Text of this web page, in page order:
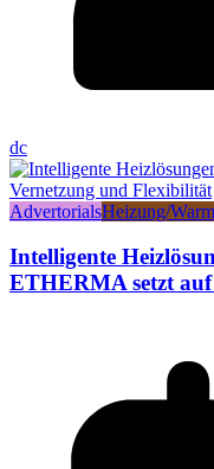
dc
AdvertorialsHeizung/
Intelligente
ETHERMA setzt